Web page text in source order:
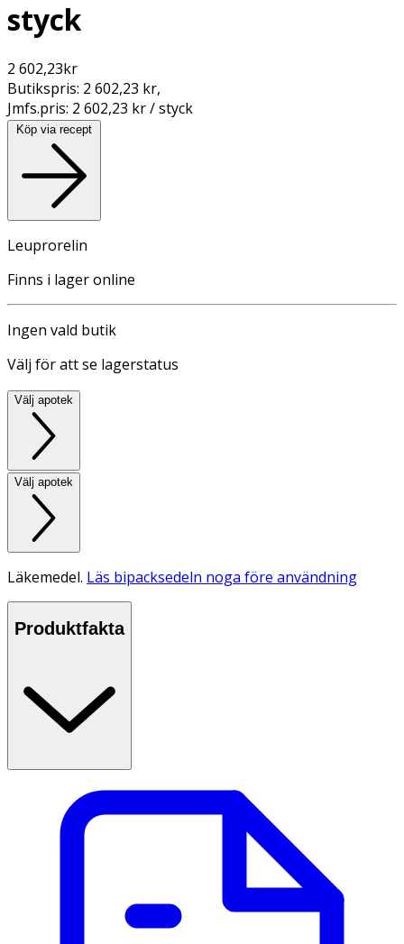
styck
2 602,23kr
Butikspris: 2 602,23 kr,
Jmfs.pris: 2 602,23 kr / styck
Köp via recept
Leuprorelin
Finns i lager online
Ingen vald butik
Välj för att se lagerstatus
Välj apotek
Välj apotek
Läkemedel. Läs bipacksedeln noga före användning
Produktfakta